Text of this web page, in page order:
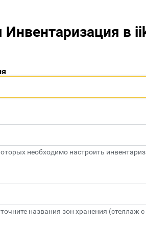
в iiko
необходимо настроить
названия зон хранения (стеллаж с